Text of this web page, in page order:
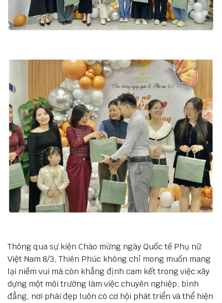
Thông qua sự kiện Chào mừng ngày Quốc tế Phụ nữ
Việt Nam 8/3, Thiên Phúc không chỉ mong muốn mang
lại niềm vui mà còn khẳng định cam kết trong việc xây
dựng một môi trường làm việc chuyên nghiệp, bình
đẳng, nơi phái đẹp luôn có cơ hội phát triển và thể hiện